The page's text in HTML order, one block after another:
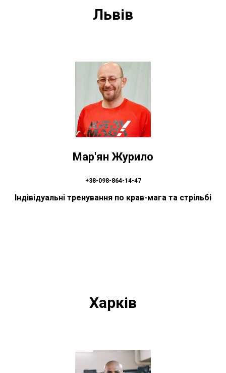
Львів
Мар'ян Журило
+38-098-864-14-47
Індівідуальні тренування по крав-мага та стрільбі
Харків